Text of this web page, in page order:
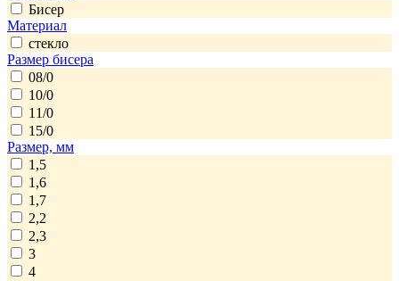
Бисер
Материал
стекло
Размер бисера
08/0
10/0
11/0
15/0
Размер, мм
1,5
1,6
1,7
2,2
2,3
3
4